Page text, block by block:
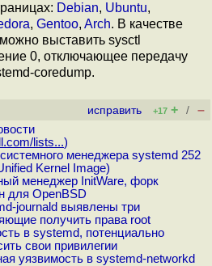
Debian, Ubuntu,
, Gentoo, Arch. В качестве
выставить sysctl
0, отключающее передачу
coredump.
исправить +17 + / –
lists...)
менеджера systemd 252
Kernel Image)
менеджер InitWare, форк
для OpenBSD
journald выявлены три
получить права root
в systemd, потенциально
свои привилегии
уязвимость в systemd-networkd